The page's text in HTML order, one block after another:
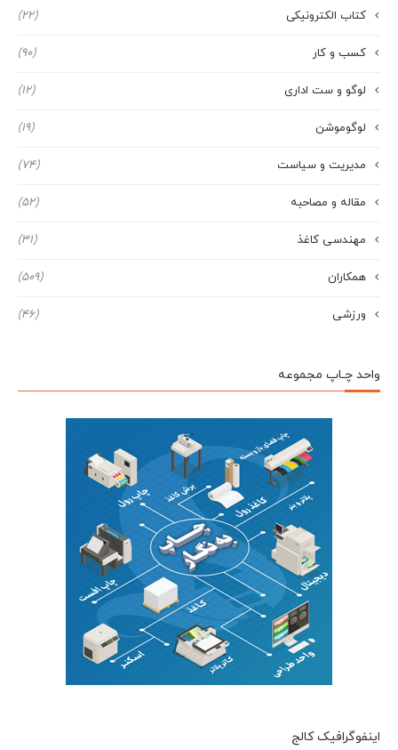
کتاب الکترونیکی (22)
کسب و کار (90)
لوگو و ست اداری (12)
لوگوموشن (19)
مدیریت و سیاست (74)
مقاله و مصاحبه (52)
مهندسی کاغذ (31)
همکاران (509)
ورزشی (46)
واحد چـاپ مجموعه
اینفوگرافیک کالج